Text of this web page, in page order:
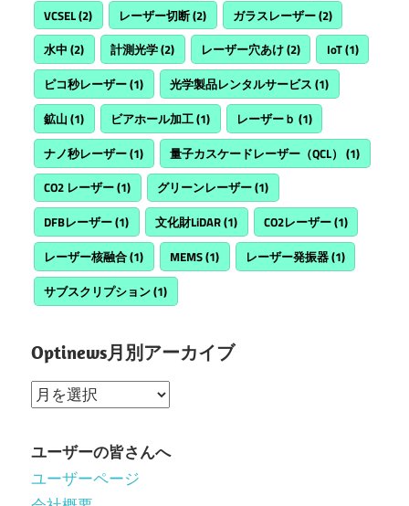
VCSEL(2) レーザー切断(2) ガラスレーザー(2)
水中 (2) 計測光学(2) レーザー穴あけ(2) IoT(1)
ピコ秒レーザー(1) 光学製品レンタルサービス (1)
鉱山 (1) ビアホール加工(1) レーザーｂ (1)
ナノ秒レーザー(1) 量子カスケードレーザー（QCL） (1)
CO2 レーザー(1) グリーンレーザー(1)
DFBレーザー(1) 文化財LiDAR(1) CO2レーザー(1)
レーザー核融合(1) MEMS(1) レーザー発振器(1)
サブスクリプション(1)
Optinews月別アーカイブ
Optinews
別
ア
ー
ユーザーの皆さんへ
ユーザーページ